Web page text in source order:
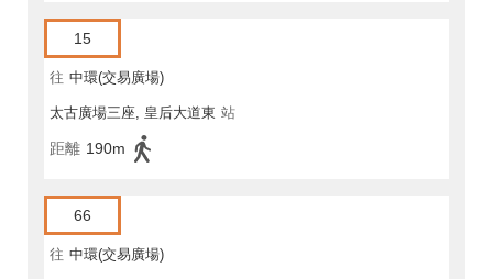
15
往 中環(交易廣場)
太古廣場三座, 皇后大道東 站
距離 190m
66
往 中環(交易廣場)